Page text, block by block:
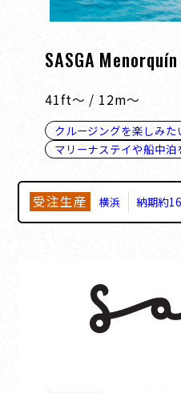
SASGA
41ft～ / 12m～
クルージングを楽しみた
マリーナステイや船中泊
受注生産 横浜 納期約